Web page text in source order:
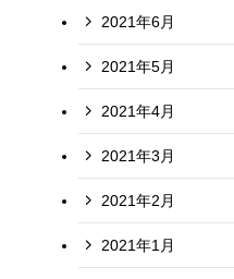
2021年6月
2021年5月
2021年4月
2021年3月
2021年2月
2021年1月